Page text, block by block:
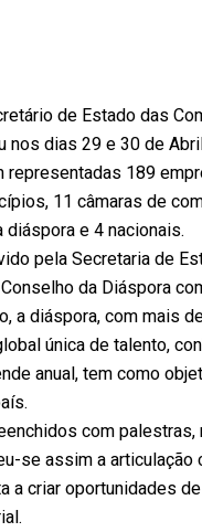
de Estado das
nos dias 29 e 30 de
representadas 189
11 câmaras de
e 4 nacionais.
pela Secretaria de
da Diáspora
a diáspora, com mais
única de talento,
anual, tem como
com
se assim a
a criar oportunidades